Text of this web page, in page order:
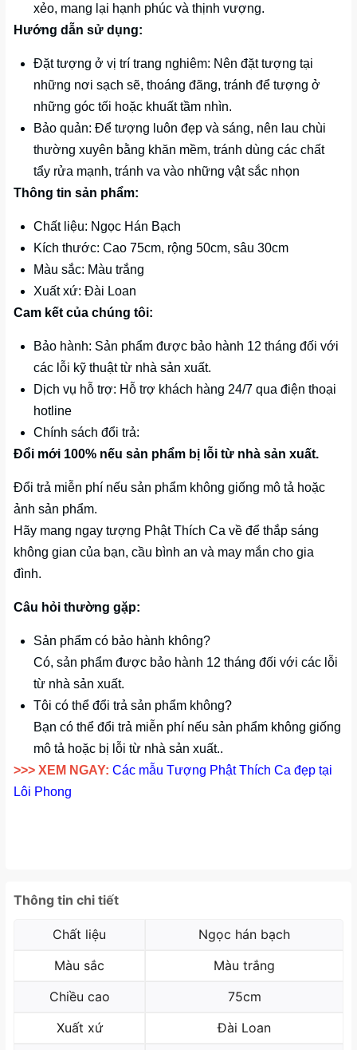
xẻo, mang lại hạnh phúc và thịnh vượng.
Hướng dẫn sử dụng:
Đặt tượng ở vị trí trang nghiêm: Nên đặt tượng tại
những nơi sạch sẽ, thoáng đãng, tránh để tượng ở
những góc tối hoặc khuất tầm nhìn.
Bảo quản: Để tượng luôn đẹp và sáng, nên lau chùi
thường xuyên bằng khăn mềm, tránh dùng các chất
tẩy rửa mạnh, tránh va vào những vật sắc nhọn
Thông tin sản phẩm:
Chất liệu: Ngọc Hán Bạch
Kích thước: Cao 75cm, rộng 50cm, sâu 30cm
Màu sắc: Màu trắng
Xuất xứ: Đài Loan
Cam kết của chúng tôi:
Bảo hành: Sản phẩm được bảo hành 12 tháng đối với
các lỗi kỹ thuật từ nhà sản xuất.
Dịch vụ hỗ trợ: Hỗ trợ khách hàng 24/7 qua điện thoại
hotline
Chính sách đổi trả:
Đổi mới 100% nếu sản phẩm bị lỗi từ nhà sản xuất.
Đổi trả miễn phí nếu sản phẩm không giống mô tả hoặc
ảnh sản phẩm.
Hãy mang ngay tượng Phật Thích Ca về để thắp sáng
không gian của bạn, cầu bình an và may mắn cho gia
đình.
Câu hỏi thường gặp:
Sản phẩm có bảo hành không?
Có, sản phẩm được bảo hành 12 tháng đối với các lỗi
từ nhà sản xuất.
Tôi có thể đổi trả sản phẩm không?
Bạn có thể đổi trả miễn phí nếu sản phẩm không giống
mô tả hoặc bị lỗi từ nhà sản xuất..
>>> XEM NGAY: Các mẫu Tượng Phật Thích Ca đẹp tại
Lôi Phong
Thông tin chi tiết
Chất liệu
Ngọc hán bạch
Màu sắc
Màu trắng
Chiều cao
75cm
Xuất xứ
Đài Loan